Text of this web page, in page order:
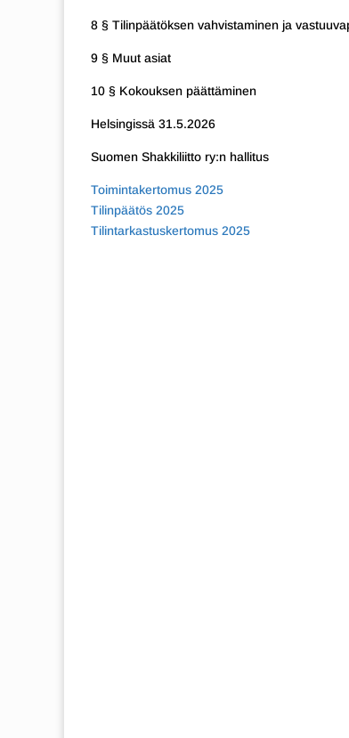
8 § Tilinpäätöksen vahvistaminen ja
9 § Muut asiat
10 § Kokouksen päättäminen
Helsingissä 31.5.2026
Suomen Shakkiliitto ry:n hallitus
Toimintakertomus 2025
Tilinpäätös 2025
Tilintarkastuskertomus 2025